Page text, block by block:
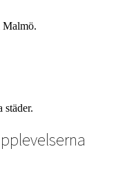
Malmö.
städer.